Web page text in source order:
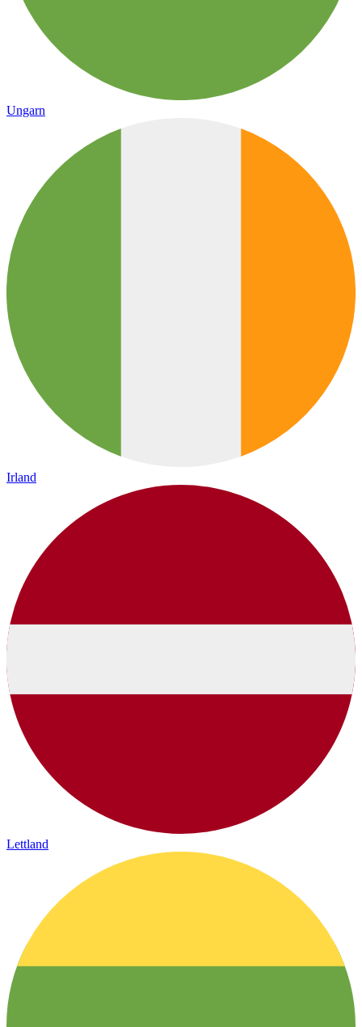
Ungarn
Irland
Lettland